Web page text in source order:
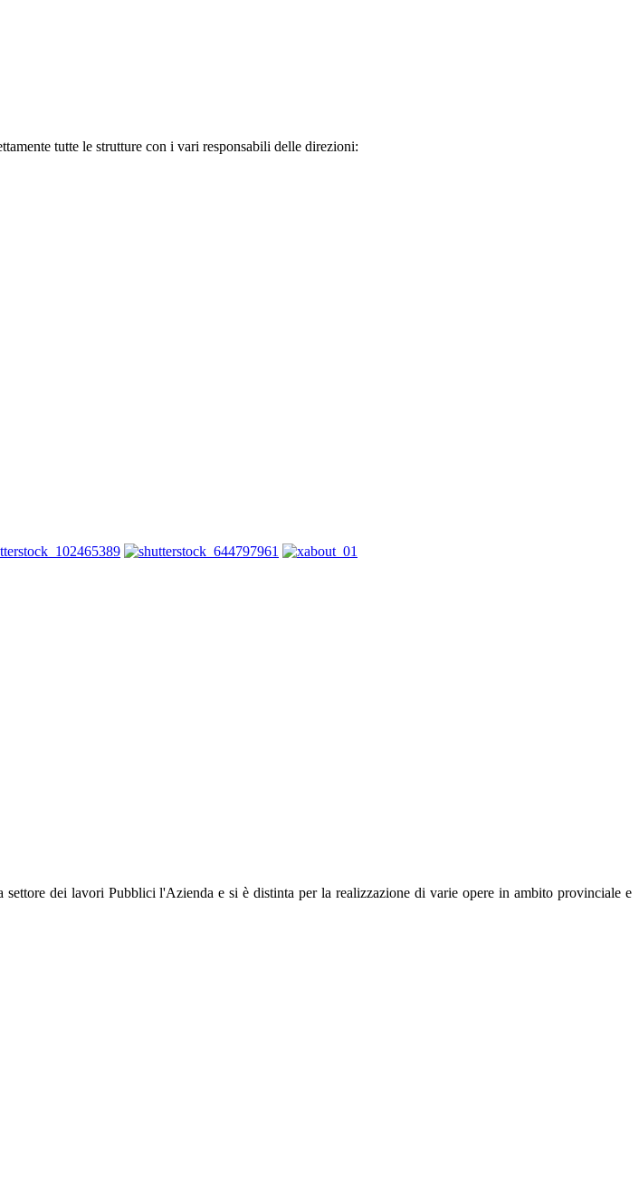
tutte le strutture con i vari responsabili delle direzioni:
dei lavori Pubblici l'Azienda e si è distinta per la realizzazione di varie opere in ambito provinciale e